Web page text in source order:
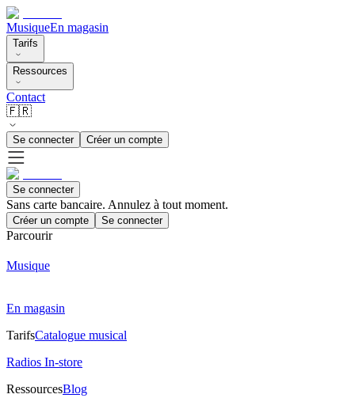
MusiqueEn magasin
Tarifs
Ressources
Contact
🇫🇷
Se connecter Créer un compte
Se connecter
Sans carte bancaire. Annulez à tout moment.
Créer un compte Se connecter
Parcourir
Musique
En magasin
TarifsCatalogue musical
Radios In-store
RessourcesBlog